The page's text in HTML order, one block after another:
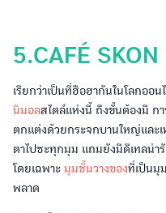
5.CAFÉ SKON
เรียกว่าเป็นที่ฮือฮากันในโลกออ
นิมอลสไตล์แห่งนี้ ถึงขั้นต้องมี กา
ตกแต่งด้วยกระจกบานใหญ่และเ
ตาไปซะทุกมุม แถมยังมีดีเทลน่
โดยเฉพาะ มุมชั้นวางของที่เป็นมุ
พลาด